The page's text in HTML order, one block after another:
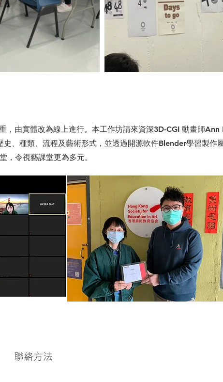
，由實體改為線上進行。本工作坊請來資深3D-CGI 動畫師Ann
、種類、流程及藝術形式，並透過開源軟件Blender學習製作
，令視藝課堂更為多元。
聯絡方法